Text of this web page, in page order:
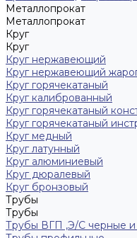
Металлопрокат
Металлопрокат
Круг
Круг
Круг нержавеющий
Круг нержавеющий
Круг горячекатаный
Круг калиброванный
Круг горячекатаный
Круг горячекатаный
Круг медный
Круг латунный
Круг алюминиевый
Круг дюралевый
Круг бронзовый
Трубы
Трубы
Трубы ВГП ,Э/С черные и